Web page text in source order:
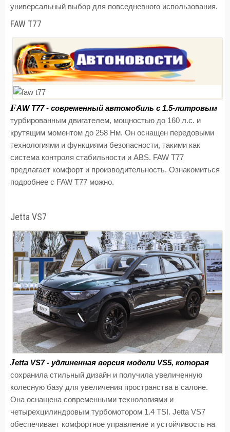
универсальный выбор для повседневного использования.
FAW T77
FAW T77 - современный автомобиль с 1.5-литровым
турбированным двигателем, мощностью до 160 л.с. и
крутящим моментом до 258 Нм. Он оснащен передовыми
технологиями и функциями безопасности, такими как
система контроля стабильности и ABS. FAW T77
предлагает комфорт и производительность. Ознакомиться
подробнее с FAW T77 можно.
Jetta VS7
Jetta VS7 - удлиненная версия модели VS5, которая
сохранила стильный дизайн и получила увеличенную
колесную базу для увеличения пространства в салоне.
Она оснащена современными технологиями и
четырехцилиндровым турбомотором 1.4 TSI. Jetta VS7
обеспечивает комфортное управление и устойчивость на